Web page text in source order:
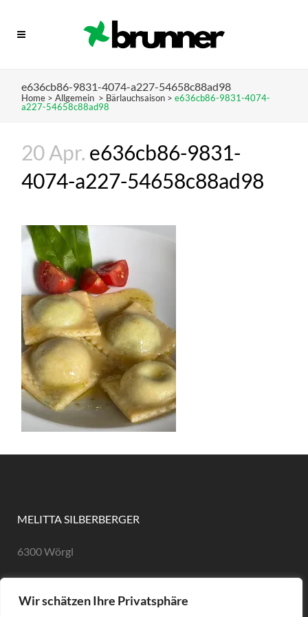
Wir schätzen Ihre Privatsphäre
e636cb86-9831-4074-a227-54658c88ad98
Home >Allgemein > Bärlauchsaison >e636cb86-9831-4074-
a227-54658c88ad98
20 Apr. e636cb86-9831-
4074-a227-54658c88ad98
MELITTA SILBERBERGER
6300 Wörgl
eMail: hallo@melittasilberberger.at